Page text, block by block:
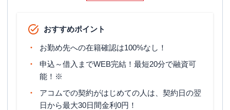
おすすめポイント
お勤め先への在籍確認は100%なし！
申込～借入までWEB完結！最短20分で融資可
能！※
アコムでの契約がはじめての人は、契約日の翌
日から最大30日間金利0円！